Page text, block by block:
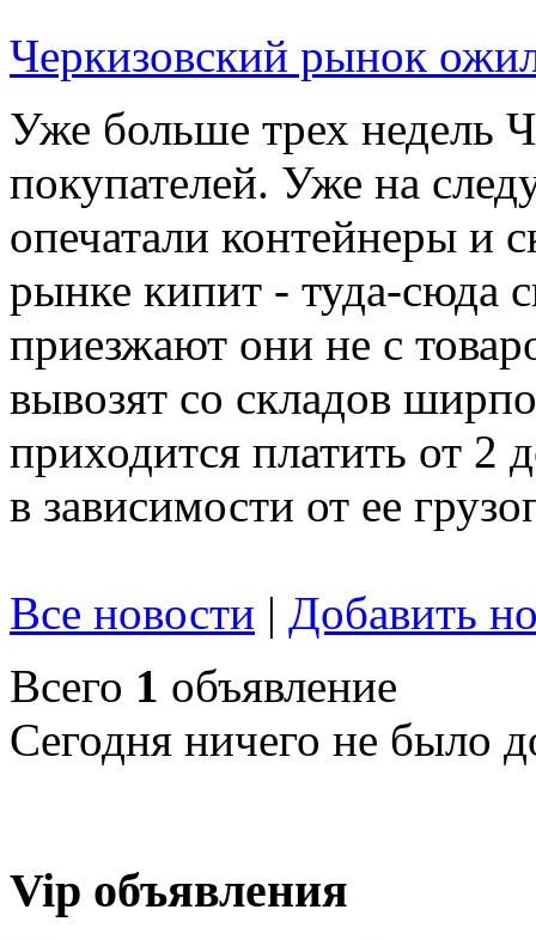
Черкизовский рынок
Уже больше трех недель
покупателей. Уже на
опечатали контейнеры и
рынке кипит - туда-сюда
приезжают они не с
вывозят со складов
приходится платить от 2
в зависимости от ее
Все новости | Добавить
Всего 1 объявление
Сегодня ничего не было
Vip объявления